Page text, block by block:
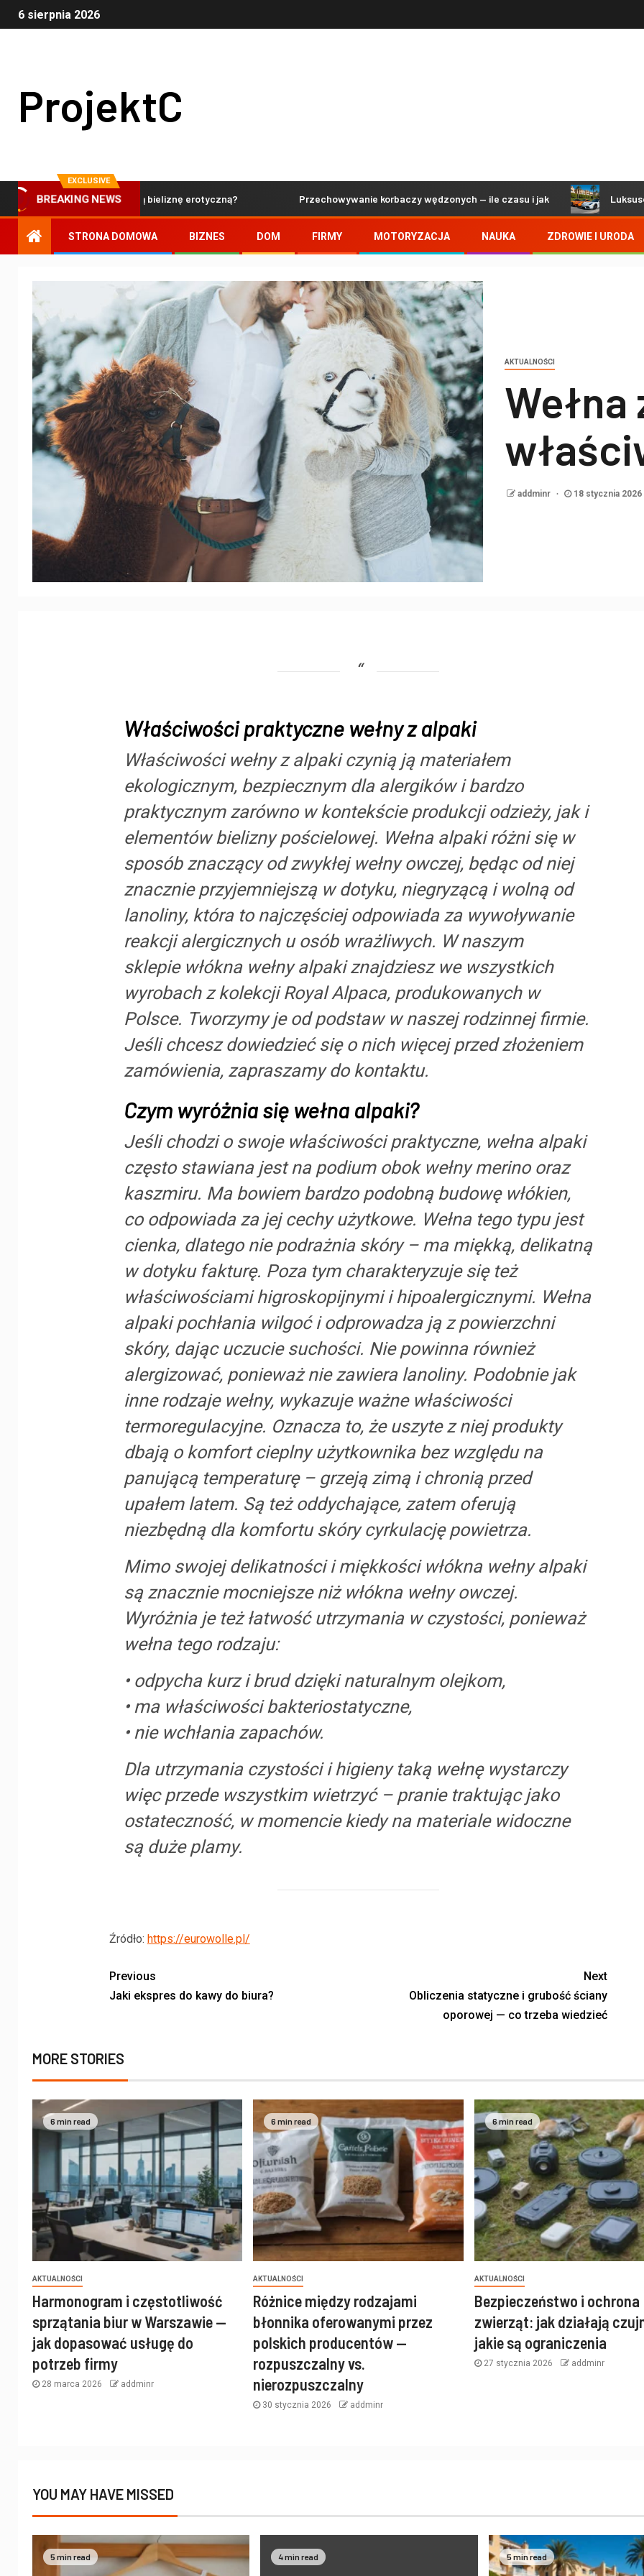
6 sierpnia 2026
ProjektC
EXCLUSIVE
BREAKING NEWS
Jak dbać o delikatną bieliznę erotyczną? Przechowywanie korbaczy wędzonych — ile czasu i jak Luksusowe
STRONA DOMOWA BIZNES DOM FIRMY MOTORYZACJA NAUKA ZDROWIE I URODA
AKTUALNOŚCI
Wełna
addminr 18 stycznia 2026
Właściwości praktyczne wełny z alpaki
Właściwości wełny z alpaki czynią ją materiałem
ekologicznym, bezpiecznym dla alergików i bardzo
praktycznym zarówno w kontekście produkcji odzieży, jak i
elementów bielizny pościelowej. Wełna alpaki różni się w
sposób znaczący od zwykłej wełny owczej, będąc od niej
znacznie przyjemniejszą w dotyku, niegryzącą i wolną od
lanoliny, która to najczęściej odpowiada za wywoływanie
reakcji alergicznych u osób wrażliwych. W naszym
sklepie włókna wełny alpaki znajdziesz we wszystkich
wyrobach z kolekcji Royal Alpaca, produkowanych w
Polsce. Tworzymy je od podstaw w naszej rodzinnej firmie.
Jeśli chcesz dowiedzieć się o nich więcej przed złożeniem
zamówienia, zapraszamy do kontaktu.
Czym wyróżnia się wełna alpaki?
Jeśli chodzi o swoje właściwości praktyczne, wełna alpaki
często stawiana jest na podium obok wełny merino oraz
kaszmiru. Ma bowiem bardzo podobną budowę włókien,
co odpowiada za jej cechy użytkowe. Wełna tego typu jest
cienka, dlatego nie podrażnia skóry – ma miękką, delikatną
w dotyku fakturę. Poza tym charakteryzuje się też
właściwościami higroskopijnymi i hipoalergicznymi. Wełna
alpaki pochłania wilgoć i odprowadza ją z powierzchni
skóry, dając uczucie suchości. Nie powinna również
alergizować, ponieważ nie zawiera lanoliny. Podobnie jak
inne rodzaje wełny, wykazuje ważne właściwości
termoregulacyjne. Oznacza to, że uszyte z niej produkty
dbają o komfort cieplny użytkownika bez względu na
panującą temperaturę – grzeją zimą i chronią przed
upałem latem. Są też oddychające, zatem oferują
niezbędną dla komfortu skóry cyrkulację powietrza.
Mimo swojej delikatności i miękkości włókna wełny alpaki
są znacznie mocniejsze niż włókna wełny owczej.
Wyróżnia je też łatwość utrzymania w czystości, ponieważ
wełna tego rodzaju:
• odpycha kurz i brud dzięki naturalnym olejkom,
• ma właściwości bakteriostatyczne,
• nie wchłania zapachów.
Dla utrzymania czystości i higieny taką wełnę wystarczy
więc przede wszystkim wietrzyć – pranie traktując jako
ostateczność, w momencie kiedy na materiale widoczne
są duże plamy.
Źródło: https://eurowolle.pl/
Previous
Jaki ekspres do kawy do biura?
Next
Obliczenia statyczne i grubość ściany
oporowej — co trzeba wiedzieć
MORE STORIES
6 min read
AKTUALNOŚCI
Harmonogram i częstotliwość
sprzątania biur w Warszawie —
jak dopasować usługę do
potrzeb firmy
28 marca 2026 addminr
6 min read
AKTUALNOŚCI
Różnice między rodzajami
błonnika oferowanymi przez
polskich producentów —
rozpuszczalny vs.
nierozpuszczalny
30 stycznia 2026 addminr
6 min read
AKTUALNOŚCI
Bezpieczeństwo i ochrona
zwierząt: jak działają
jakie są ograniczenia
27 stycznia 2026 addminr
YOU MAY HAVE MISSED
5 min read 4 min read 5 min read